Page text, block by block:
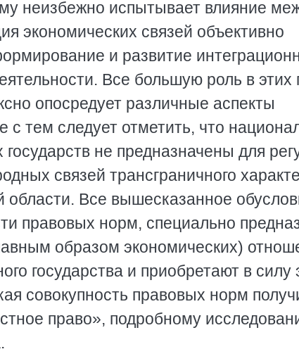
неизбежно испытывает влияние
экономических связей объективно
и развитие
Все большую роль в этих
опосредует различные аспекты
тем следует отметить, что
не предназначены для
связей трансграничного
области. Все вышесказанное
правовых норм, специально
образом экономических)
государства и приобретают в силу
совокупность правовых норм
право», подробному